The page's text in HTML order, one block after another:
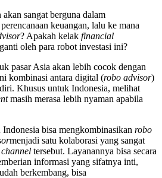
sangat berguna dalam
keuangan, lalu ke mana
? Apakah kelak financial
oleh para robot investasi ini?
pasar Asia akan lebih cocok dengan
kombinasi antara digital (robo advisor)
Khusus untuk Indonesia, melihat
masih merasa lebih nyaman apabila
bisa mengkombinasikan robo
menjadi satu kolaborasi yang sangat
tersebut. Layanannya bisa secara
informasi yang sifatnya inti,
berkembang, bisa